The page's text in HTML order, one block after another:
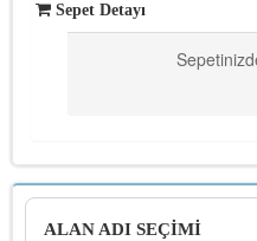
Sepet Detayı
ALAN ADI SEÇİMİ